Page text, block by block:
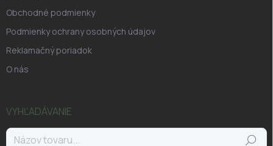
Obchodné podmienky
Podmienky ochrany osobných údajov
Reklamačný poriadok
O nás
VYHĽADÁVANIE
Hľadať